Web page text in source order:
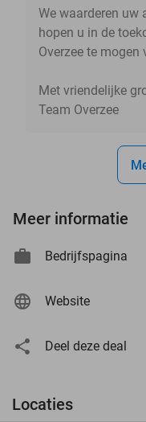
We waarderen uw
hopen u in de
Overzee te mogen
Met vriendelijke
Team Overzee
Meer informatie
Bedrijfspagina
Website
Deel deze deal
Locaties